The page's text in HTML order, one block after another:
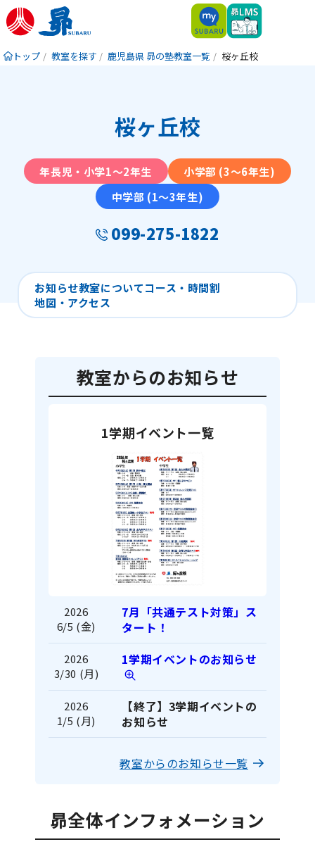
トップ 教室を探す 鹿児島県 昴の塾教室一覧 桜ヶ丘校
桜ヶ丘校
年長児・小学1〜2年生
小学部 (3〜6年生)
中学部 (1〜3年生)
099-275-1822
お知らせ教室についてコース・時間割
地図・アクセス
教室からのお知らせ
1学期イベント一覧
2026
6/5 (金)
7月「共通テスト対策」ス
タート！
2026
3/30 (月)
1学期イベントのお知らせ
2026
1/5 (月)
【終了】3学期イベントの
お知らせ
教室からのお知らせ一覧
昴全体インフォメーション